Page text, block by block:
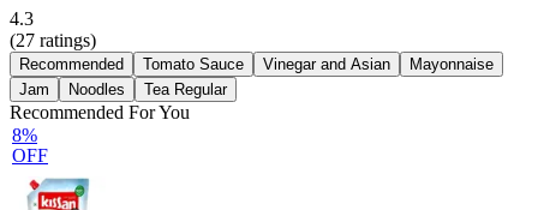
4.3
(27 ratings)
Recommended Tomato Sauce Vinegar and Asian
Mayonnaise
Jam
Noodles Tea Regular
Recommended For You
8%
OFF